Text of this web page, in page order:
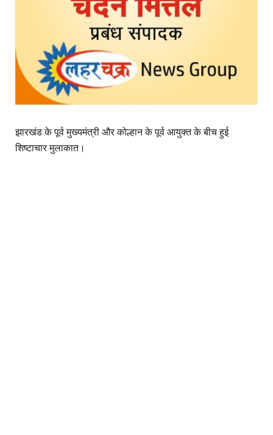
झारखंड के पूर्व मुख्यमंत्री और कोल्हान के पूर्व आयुक्त के बीच हुई
शिष्टाचार मुलाकात।